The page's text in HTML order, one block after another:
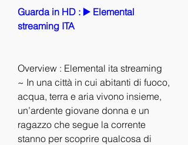
Guarda in HD : ▶️ Elemental
streaming ITA
Overview : Elemental ita streaming
~ In una città in cui abitanti di fuoco,
acqua, terra e aria vivono insieme,
un’ardente giovane donna e un
ragazzo che segue la corrente
stanno per scoprire qualcosa di